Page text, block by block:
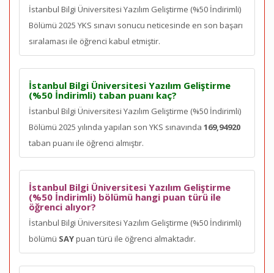
İstanbul Bilgi Üniversitesi Yazılım Geliştirme (%50 İndirimli)
Bölümü 2025 YKS sınavı sonucu neticesinde en son başarı
sıralaması ile öğrenci kabul etmiştir.
İstanbul Bilgi Üniversitesi Yazılım Geliştirme
(%50 İndirimli) taban puanı kaç?
İstanbul Bilgi Üniversitesi Yazılım Geliştirme (%50 İndirimli)
Bölümü 2025 yılında yapılan son YKS sınavında 169,94920
taban puanı ile öğrenci almıştır.
İstanbul Bilgi Üniversitesi Yazılım Geliştirme
(%50 İndirimli) bölümü hangi puan türü ile
öğrenci alıyor?
İstanbul Bilgi Üniversitesi Yazılım Geliştirme (%50 İndirimli)
bölümü SAYpuan türü ile öğrenci almaktadır.